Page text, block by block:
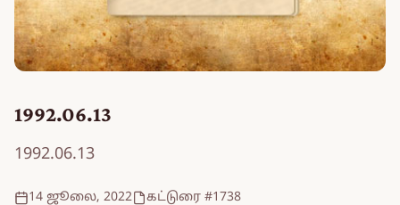
1992.06.13
1992.06.13
14 ஜூலை, 2022
கட்டுரை #1738